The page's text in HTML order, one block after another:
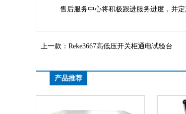
售后服务中心将积极跟进服务进度，并定
上一款： Reke3667高低压开关柜通电试验台
产品推荐